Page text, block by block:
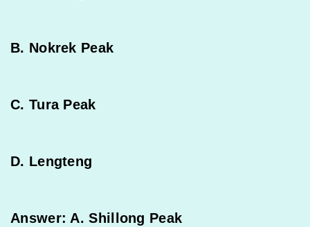
B. Nokrek Peak
C. Tura Peak
D. Lengteng
Answer: A. Shillong Peak